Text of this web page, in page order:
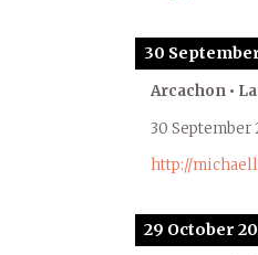
30
Arcachon •
30 September
http://
29 October